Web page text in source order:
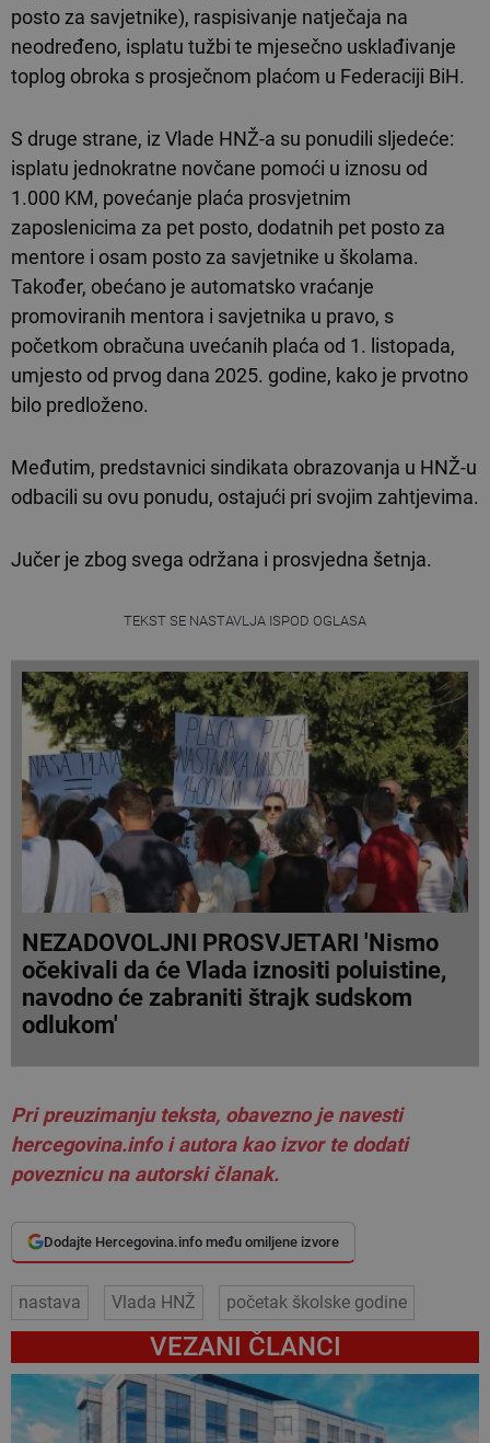
posto za savjetnike), raspisivanje natječaja na
neodređeno, isplatu tužbi te mjesečno usklađivanje
toplog obroka s prosječnom plaćom u Federaciji BiH.
S druge strane, iz Vlade HNŽ-a su ponudili sljedeće:
isplatu jednokratne novčane pomoći u iznosu od
1.000 KM, povećanje plaća prosvjetnim
zaposlenicima za pet posto, dodatnih pet posto za
mentore i osam posto za savjetnike u školama.
Također, obećano je automatsko vraćanje
promoviranih mentora i savjetnika u pravo, s
početkom obračuna uvećanih plaća od 1. listopada,
umjesto od prvog dana 2025. godine, kako je prvotno
bilo predloženo.
Međutim, predstavnici sindikata obrazovanja u HNŽ-u
odbacili su ovu ponudu, ostajući pri svojim zahtjevima.
Jučer je zbog svega održana i prosvjedna šetnja.
TEKST SE NASTAVLJA ISPOD OGLASA
NEZADOVOLJNI PROSVJETARI 'Nismo
očekivali da će Vlada iznositi poluistine,
navodno će zabraniti štrajk sudskom
odlukom'
Pri preuzimanju teksta, obavezno je navesti
hercegovina.info i autora kao izvor te dodati
poveznicu na autorski članak.
Dodajte Hercegovina.info među omiljene izvore
nastava Vlada HNŽ početak školske godine
VEZANI ČLANCI